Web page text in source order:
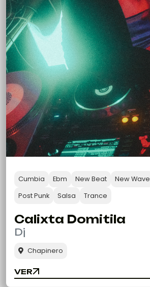
Cumbia Ebm New Beat New Wave
Post Punk
Salsa Trance
Calixta Domitila
Dj
Chapinero
VER
VER